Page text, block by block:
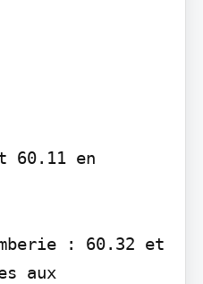
60.11 en
: 60.32 et
aux